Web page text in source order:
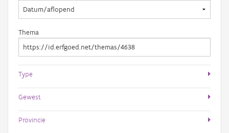
Thema
Type
Gewest
Provincie